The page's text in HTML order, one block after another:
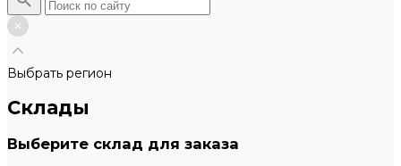
Выбрать регион
Склады
Выберите склад для заказа